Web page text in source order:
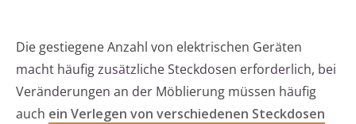
Die gestiegene Anzahl von elektrischen Geräten
macht häufig zusätzliche Steckdosen erforderlich, bei
Veränderungen an der Möblierung müssen häufig
auch ein Verlegen von verschiedenen Steckdosen